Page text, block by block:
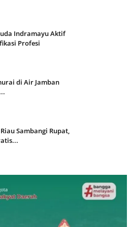
Indramayu Aktif
Profesi
di Air Jamban
Sambangi Rupat,